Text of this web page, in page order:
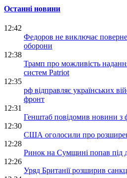
Останні новини
12:42
Федоров не виключає
оборони
12:38
Трамп про можливість
систем Patriot
12:35
рф відправляє українських
фронт
12:31
Генштаб повідомив новини з
12:30
США оголосили про
12:28
Ринок на Сумщині попав під
12:26
Уряд Британії розширив